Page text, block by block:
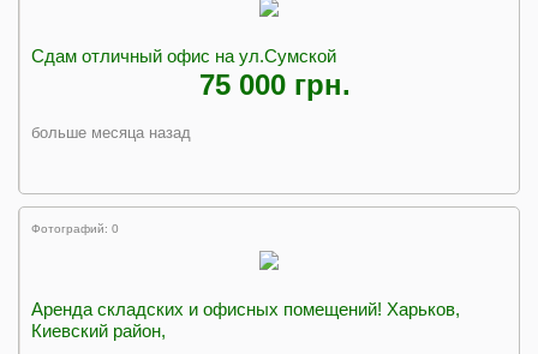
Сдам отличный офис на ул.Сумской
75 000 грн.
больше месяца назад
Фотографий: 0
Аренда складских и офисных помещений! Харьков,
Киевский район,